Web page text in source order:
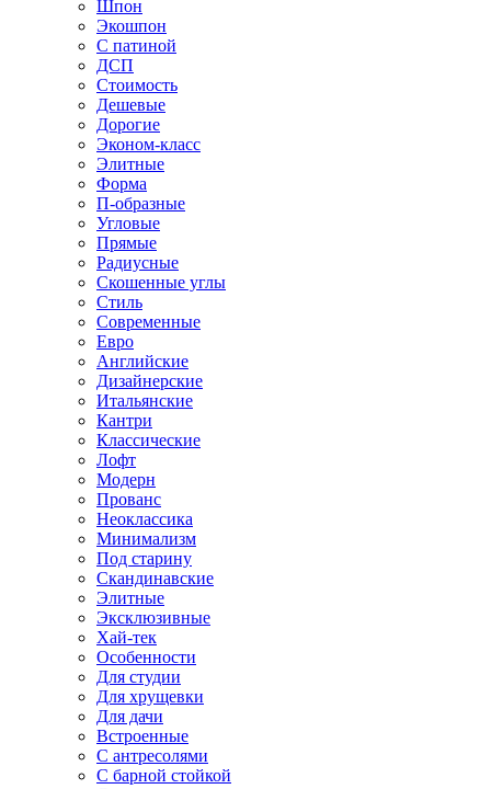
Шпон
Экошпон
С патиной
ДСП
Стоимость
Дешевые
Дорогие
Эконом-класс
Элитные
Форма
П-образные
Угловые
Прямые
Радиусные
Скошенные углы
Стиль
Современные
Евро
Английские
Дизайнерские
Итальянские
Кантри
Классические
Лофт
Модерн
Прованс
Неоклассика
Минимализм
Под старину
Скандинавские
Элитные
Эксклюзивные
Хай-тек
Особенности
Для студии
Для хрущевки
Для дачи
Встроенные
С антресолями
С барной стойкой